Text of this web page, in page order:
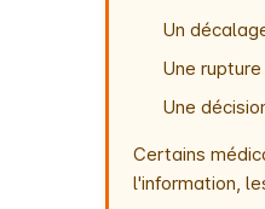
Un
Une
Une
Certains
l'information,